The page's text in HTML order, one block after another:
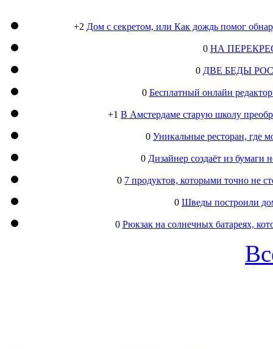
+2 Дом с секретом, или Как дождь помог
0 НА
0 ДВЕ БЕДЫ
0 Бесплатный онлайн
+1 В Амстердаме старую школу
0 Уникальные ресторан, где
0 Дизайнер создаёт из
0 7 продуктов, которыми точно не
0 Шведы построили
0 Рюкзак на солнечных батареях,